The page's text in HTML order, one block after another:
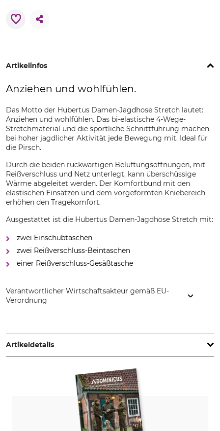
Artikelinfos
Anziehen und wohlfühlen.
Das Motto der Hubertus Damen-Jagdhose Stretch lautet:
Anziehen und wohlfühlen. Das bi-elastische 4-Wege-
Stretchmaterial und die sportliche Schnittführung machen
bei hoher jagdlicher Aktivität jede Bewegung mit. Ideal für
die Pirsch.
Durch die beiden rückwärtigen Belüftungsöffnungen, mit
Reißverschluss und Netz unterlegt, kann überschüssige
Wärme abgeleitet werden. Der Komfortbund mit den
elastischen Einsätzen und dem vorgeformten Kniebereich
erhöhen den Tragekomfort.
Ausgestattet ist die Hubertus Damen-Jagdhose Stretch mit:
zwei Einschubtaschen
zwei Reißverschluss-Beintaschen
einer Reißverschluss-Gesäßtasche
Verantwortlicher Wirtschaftsakteur gemäß EU-
Verordnung
28876 Oyten, Germany, www.overhues-schuessler.de
Artikeldetails
Produkttyp
Jagdhose
Modellbezeichnung
Oberstoff
68% Baumwolle
25% Polyamid